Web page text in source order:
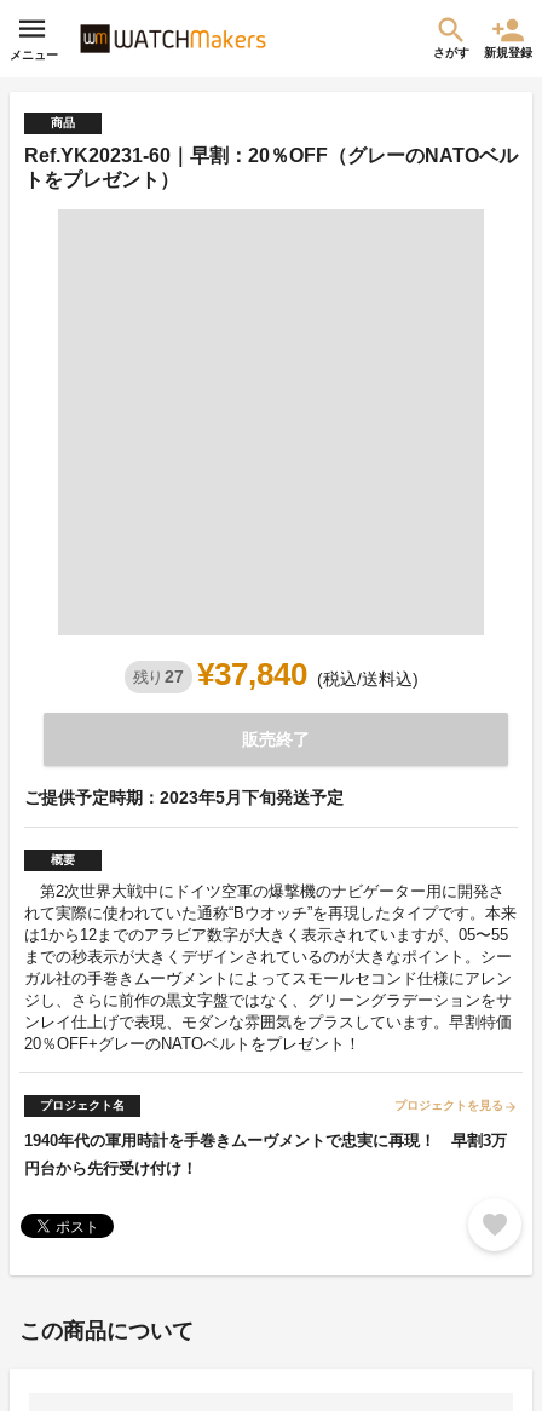
メニュー さがす 新規登録
商品
Ref.YK20231-60｜早割：20％OFF（グレーのNATOベル
トをプレゼント）
残り 27 ¥37,840 (税込/送料込)
販売終了
ご提供予定時期：2023年5月下旬発送予定
概要
第2次世界大戦中にドイツ空軍の爆撃機のナビゲーター用に開発さ
れて実際に使われていた通称“Bウオッチ”を再現したタイプです。本来
は1から12までのアラビア数字が大きく表示されていますが、05〜55
までの秒表示が大きくデザインされているのが大きなポイント。シー
ガル社の手巻きムーヴメントによってスモールセコンド仕様にアレン
ジし、さらに前作の黒文字盤ではなく、グリーングラデーションをサ
ンレイ仕上げで表現、モダンな雰囲気をプラスしています。早割特価
20％OFF+グレーのNATOベルトをプレゼント！
プロジェクト名 プロジェクトを見る arrow_forward
1940年代の軍用時計を手巻きムーヴメントで忠実に再現！ 早割3万
円台から先行受け付け！
favorite
この商品について